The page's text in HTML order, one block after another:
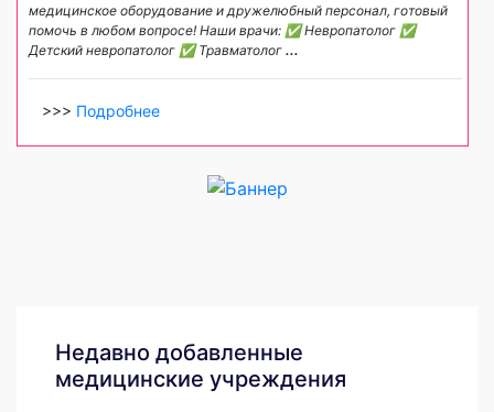
медицинское оборудование и дружелюбный персонал, готовый
помочь в любом вопросе! Наши врачи: ✅ Невропатолог ✅
Детский невропатолог ✅ Травматолог ...
>>> Подробнее
Недавно добавленные
медицинские учреждения